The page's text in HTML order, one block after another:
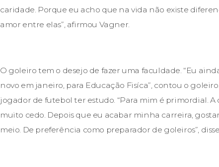
caridade. Porque eu acho que na vida não existe
amor entre elas”, afirmou Vagner.
O goleiro tem o desejo de fazer uma faculdade. “Eu
novo em janeiro, para Educação Fisíca”, contou o
jogador de futebol ter estudo. “Para mim é primordial.
muito cedo. Depois que eu acabar minha carreira,
meio. De preferência como preparador de goleiros”,